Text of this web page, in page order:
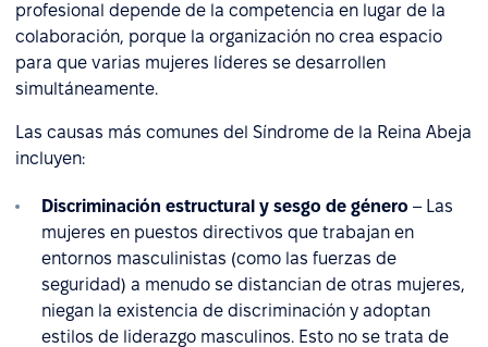
profesional depende de la competencia en lugar de la
colaboración, porque la organización no crea espacio
para que varias mujeres líderes se desarrollen
simultáneamente.
Las causas más comunes del Síndrome de la Reina Abeja
incluyen:
Discriminación estructural y sesgo de género – Las
mujeres en puestos directivos que trabajan en
entornos masculinistas (como las fuerzas de
seguridad) a menudo se distancian de otras mujeres,
niegan la existencia de discriminación y adoptan
estilos de liderazgo masculinos. Esto no se trata de